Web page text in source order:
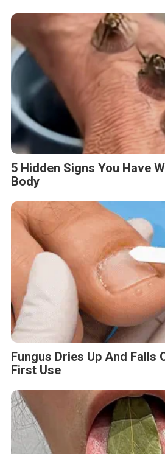
Fungus Is A Parasite, And It
Drop Of Plain...
5 Hidden Signs You Have
Body
Fungus Dries Up And Falls
First Use